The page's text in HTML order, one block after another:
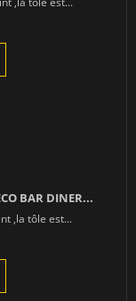
BAR DINER...
,la tôle est...